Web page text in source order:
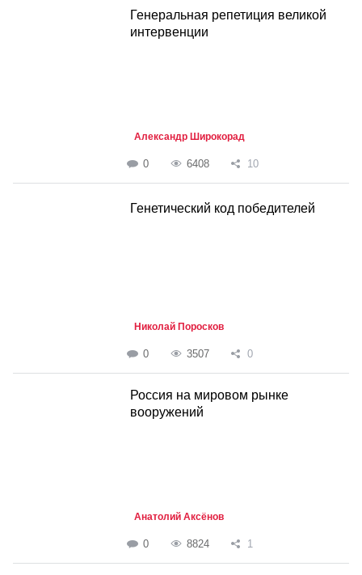
Генеральная репетиция великой
интервенции
Александр Широкорад
0 6408 10
Генетический код победителей
Николай Поросков
0 3507 0
Россия на мировом рынке
вооружений
Анатолий Аксёнов
0 8824 1